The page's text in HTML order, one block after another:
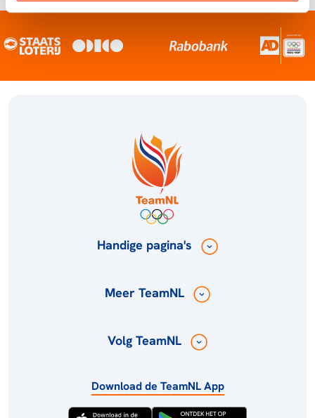
Handige pagina's
Meer TeamNL
Volg TeamNL
Download de TeamNL App